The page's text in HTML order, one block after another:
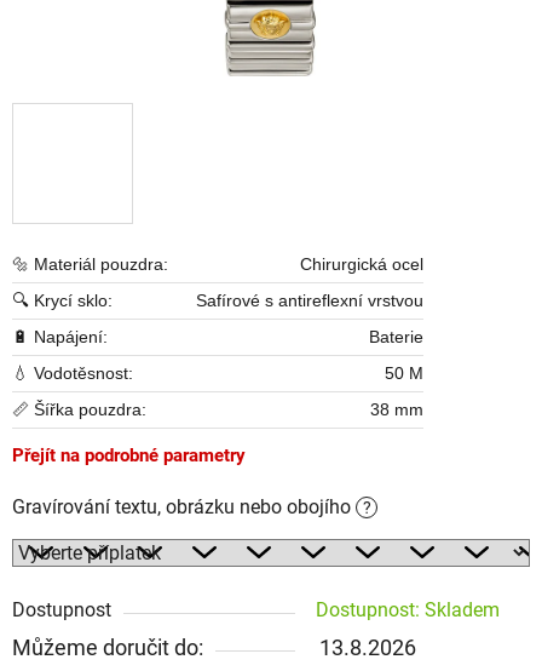
🔩 Materiál pouzdra:
Chirurgická ocel
🔍 Krycí sklo:
Safírové s antireflexní vrstvou
🔋 Napájení:
Baterie
💧 Vodotěsnost:
50 M
📏 Šířka pouzdra:
38 mm
Přejít na podrobné parametry
Gravírování textu, obrázku nebo obojího ?
Dostupnost Dostupnost: Skladem
Můžeme doručit do:
13.8.2026